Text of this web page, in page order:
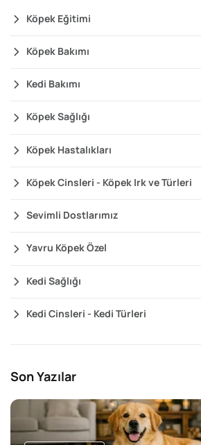
Köpek Eğitimi
Köpek Bakımı
Kedi Bakımı
Köpek Sağlığı
Köpek Hastalıkları
Köpek Cinsleri - Köpek Irk ve Türleri
Sevimli Dostlarımız
Yavru Köpek Özel
Kedi Sağlığı
Kedi Cinsleri - Kedi Türleri
Son Yazılar